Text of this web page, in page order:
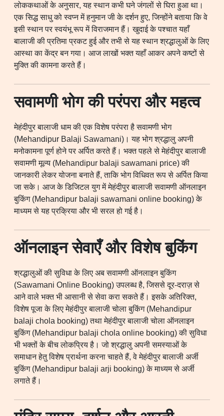
लोककथाओं के अनुसार, यह स्थान कभी घने जंगलों से घिरा हुआ था।
एक सिद्ध साधु को स्वप्न में हनुमान जी के दर्शन हुए, जिन्होंने बताया कि वे
इसी स्थान पर स्वयंभू रूप में विराजमान हैं। खुदाई के पश्चात यहाँ
बालाजी की प्रतिमा प्रकट हुई और तभी से यह स्थान श्रद्धालुओं के लिए
आस्था का केंद्र बन गया। आज लाखों भक्त यहाँ आकर अपने कष्टों से
मुक्ति की कामना करते हैं।
सवामणी भोग की परंपरा और महत्व
मेहंदीपुर बालाजी धाम की एक विशेष परंपरा है सवामणी भोग
(Mehandipur Balaji Sawamani)। यह भोग श्रद्धालु अपनी
मनोकामना पूर्ण होने पर अर्पित करते हैं। भक्त पहले से मेहंदीपुर बालाजी
सवामणी मूल्य (Mehandipur balaji sawamani price) की
जानकारी लेकर योजना बनाते हैं, ताकि भोग विधिवत रूप से अर्पित किया
जा सके। आज के डिजिटल युग में मेहंदीपुर बालाजी सवामणी ऑनलाइन
बुकिंग (Mehandipur balaji sawamani online booking) के
माध्यम से यह प्रक्रिया और भी सरल हो गई है।
ऑनलाइन सेवाएँ और विशेष बुकिंग
श्रद्धालुओं की सुविधा के लिए अब सवामणी ऑनलाइन बुकिंग
(Sawamani Online Booking) उपलब्ध है, जिससे दूर-दराज़ से
आने वाले भक्त भी आसानी से सेवा करा सकते हैं। इसके अतिरिक्त,
विशेष पूजा के लिए मेहंदीपुर बालाजी चोला बुकिंग (Mehandipur
balaji chola booking) तथा मेहंदीपुर बालाजी चोला ऑनलाइन
बुकिंग (Mehandipur balaji chola online booking) की सुविधा
भी भक्तों के बीच लोकप्रिय है। जो श्रद्धालु अपनी समस्याओं के
समाधान हेतु विशेष प्रार्थना करना चाहते हैं, वे मेहंदीपुर बालाजी अर्जी
बुकिंग (Mehandipur balaji arji booking) के माध्यम से अर्जी
लगाते हैं।